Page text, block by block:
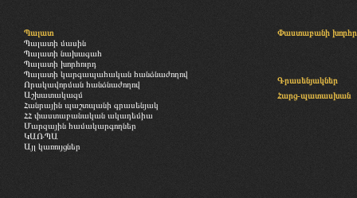
Պալատ
Պալատի մասին
Պալատի նախագահ
Պալատի խորհուրդ
Պալատի կարգապահական հանձնաժողով
Որակավորման հանձնաժողով
Աշխատակազմ
Հանրային պաշտպանի գրասենյակ
ՀՀ փաստաբանական ակադեմիա
Մարզային համակարգողներ
ԿԱՌՊԱ
Այլ կառույցներ
Փաստաբանի
Գրասենյակներ
Հարց-պատասխան